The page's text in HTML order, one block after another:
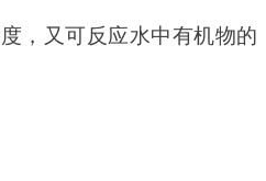
，又可反应水中有机物的